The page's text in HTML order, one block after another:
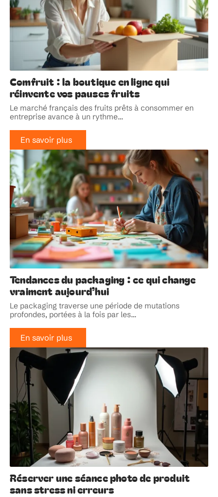
Comfruit : la boutique en ligne qui
réinvente vos pauses fruits
Le marché français des fruits prêts à consommer en
entreprise avance à un rythme…
En savoir plus
Tendances du packaging : ce qui change
vraiment aujourd’hui
Le packaging traverse une période de mutations
profondes, portées à la fois par les…
En savoir plus
Réserver une séance photo de produit
sans stress ni erreurs